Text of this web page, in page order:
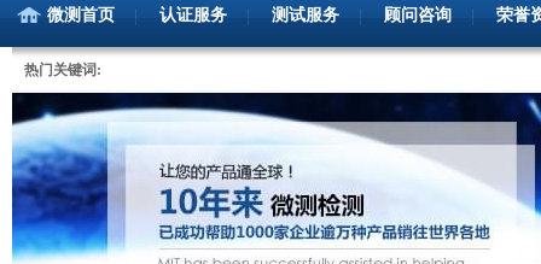
微测首页 认证服务 测试服务 顾问咨询 荣誉
热门关键词: